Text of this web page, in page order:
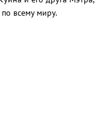
всему миру.